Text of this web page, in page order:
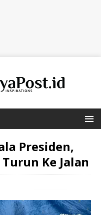
Presiden,
Ke Jalan